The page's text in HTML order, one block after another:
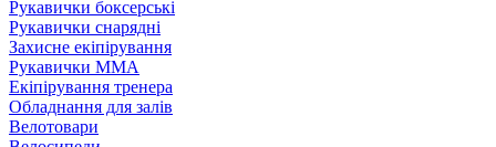
Рукавички боксерські
Рукавички снарядні
Захисне екіпірування
Рукавички ММА
Екіпірування тренера
Обладнання для залів
Велотовари